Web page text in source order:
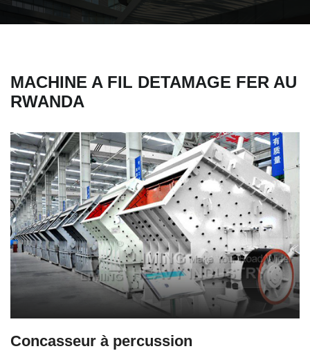
MACHINE A FIL DETAMAGE FER AU
RWANDA
Concasseur à percussion